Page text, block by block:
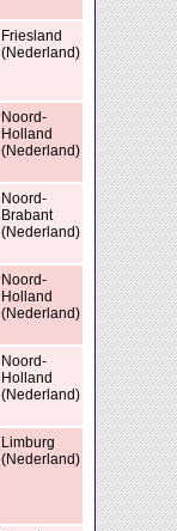
Friesland
(Nederland)
Noord-
Holland
(Nederland)
Noord-
Brabant
(Nederland)
Noord-
Holland
(Nederland)
Noord-
Holland
(Nederland)
Limburg
(Nederland)